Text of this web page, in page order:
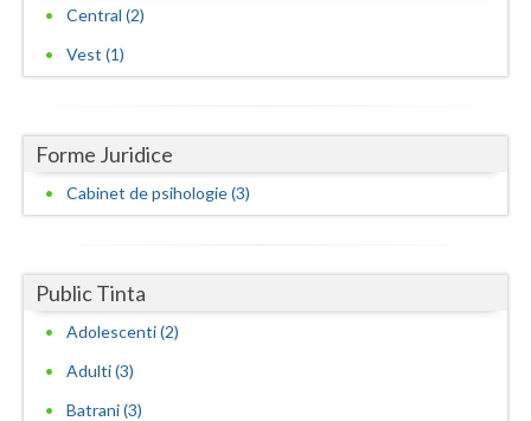
Vrancea
Central (2)
Vest (1)
Forme Juridice
Cabinet de psihologie (3)
Public Tinta
Adolescenti (2)
Adulti (3)
Batrani (3)